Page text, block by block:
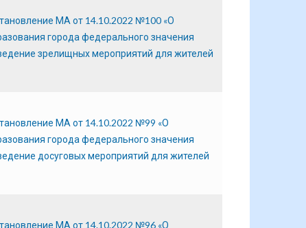
МА от 14.10.2022 №100 «О
города федерального значения
зрелищных мероприятий для жителей
МА от 14.10.2022 №99 «О
города федерального значения
досуговых мероприятий для жителей
МА от 14.10.2022 №96 «О